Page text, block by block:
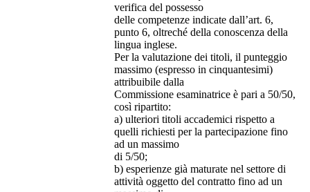
verifica del possesso
delle competenze indicate dall’art. 6,
punto 6, oltreché della conoscenza della
lingua inglese.
Per la valutazione dei titoli, il punteggio
massimo (espresso in cinquantesimi)
attribuibile dalla
Commissione esaminatrice è pari a 50/50,
così ripartito:
a) ulteriori titoli accademici rispetto a
quelli richiesti per la partecipazione fino
ad un massimo
di 5/50;
b) esperienze già maturate nel settore di
attività oggetto del contratto fino ad un